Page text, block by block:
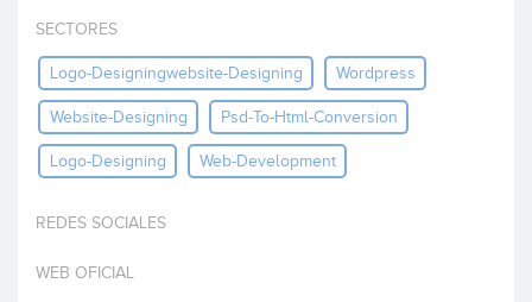
Invertir
SECTORES
Logo-Designingwebsite-Designing Wordpress
Website-Designing Psd-To-Html-Conversion
Logo-Designing Web-Development
REDES SOCIALES
WEB OFICIAL